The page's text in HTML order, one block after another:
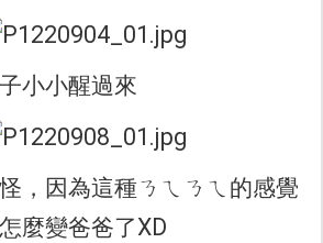
小小醒過來
，因為這種ㄋㄟㄋㄟ的感覺
麼變爸爸了XD